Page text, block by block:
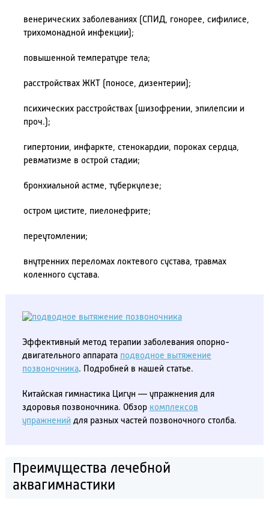
венерических заболеваниях (СПИД, гонорее, сифилисе,
трихомонадной инфекции);
повышенной температуре тела;
расстройствах ЖКТ (поносе, дизентерии);
психических расстройствах (шизофрении, эпилепсии и
проч.);
гипертонии, инфаркте, стенокардии, пороках сердца,
ревматизме в острой стадии;
бронхиальной астме, туберкулезе;
остром цистите, пиелонефрите;
переутомлении;
внутренних переломах локтевого сустава, травмах
коленного сустава.
Эффективный метод терапии заболевания опорно-
двигательного аппарата подводное вытяжение
позвоночника. Подробней в нашей статье.
Китайская гимнастика Цигун — упражнения для
здоровья позвоночника. Обзор комплексов
упражненийдля разных частей позвоночного столба.
Преимущества лечебной
аквагимнастики